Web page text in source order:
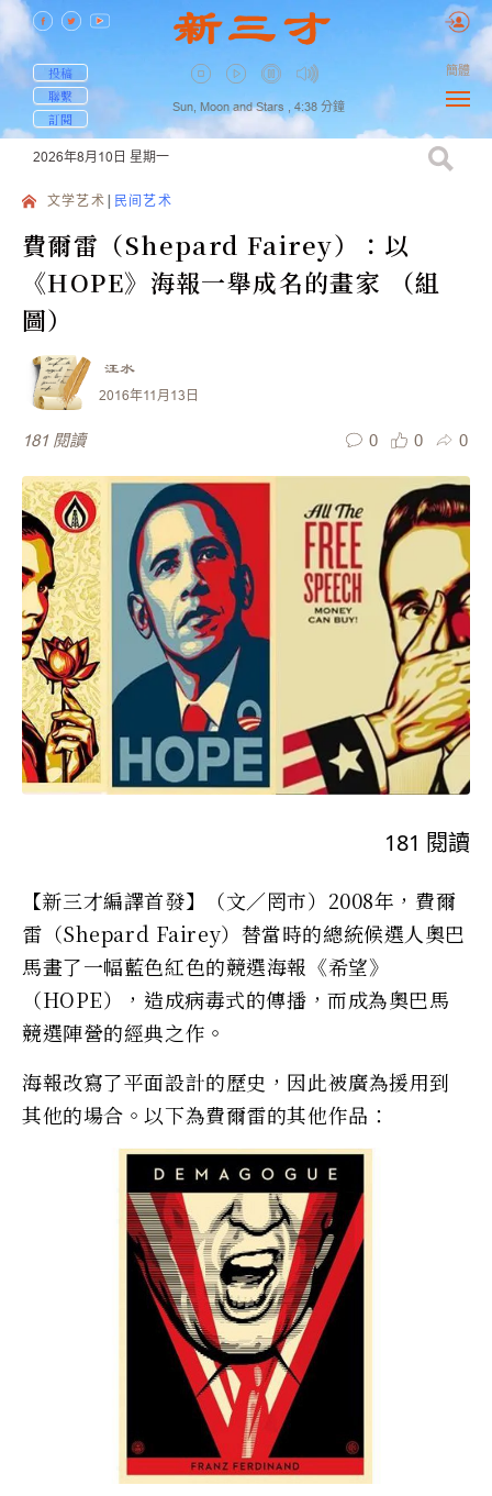
投稿
聯繫
訂閱
Sun, Moon and Stars , 4:38 分鐘
簡體
2026年8月10日 星期一
文学艺术 民间艺术
費爾雷（Shepard Fairey）：以
《HOPE》海報一舉成名的畫家 （組
圖）
汪水
2016年11月13日
181 閱讀 0 0 0
181 閱讀
【新三才編譯首發】（文／罔市）2008年，費爾
雷（Shepard Fairey）替當時的總統候選人奧巴
馬畫了一幅藍色紅色的競選海報《希望》
（HOPE），造成病毒式的傳播，而成為奧巴馬
競選陣營的經典之作。
海報改寫了平面設計的歷史，因此被廣為援用到
其他的場合。以下為費爾雷的其他作品：